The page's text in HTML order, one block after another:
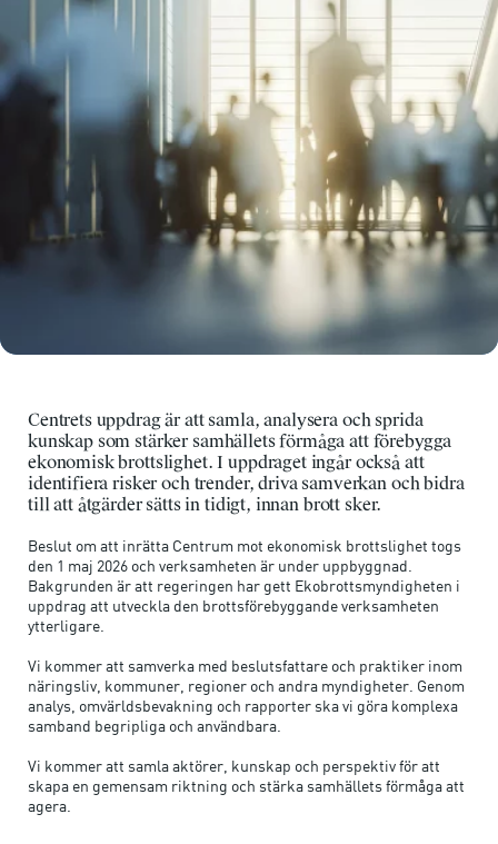
Centrets uppdrag är att samla, analysera och sprida
kunskap som stärker samhällets förmåga att förebygga
ekonomisk brottslighet. I uppdraget ingår också att
identifiera risker och trender, driva samverkan och bidra
till att åtgärder sätts in tidigt, innan brott sker.
Beslut om att inrätta Centrum mot ekonomisk brottslighet togs
den 1 maj 2026 och verksamheten är under uppbyggnad.
Bakgrunden är att regeringen har gett Ekobrottsmyndigheten i
uppdrag att utveckla den brottsförebyggande verksamheten
ytterligare.
Vi kommer att samverka med beslutsfattare och praktiker inom
näringsliv, kommuner, regioner och andra myndigheter. Genom
analys, omvärldsbevakning och rapporter ska vi göra komplexa
samband begripliga och användbara.
Vi kommer att samla aktörer, kunskap och perspektiv för att
skapa en gemensam riktning och stärka samhällets förmåga att
agera.